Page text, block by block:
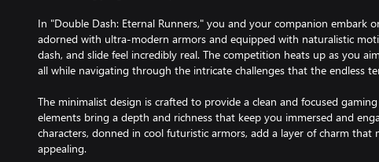
In "Double Dash: Eternal Runners," you and your companion embark
adorned with ultra-modern armors and equipped with naturalistic
dash, and slide feel incredibly real. The competition heats up as you
all while navigating through the intricate challenges that the endless
The minimalist design is crafted to provide a clean and focused
elements bring a depth and richness that keep you immersed and
characters, donned in cool futuristic armors, add a layer of charm that
appealing.